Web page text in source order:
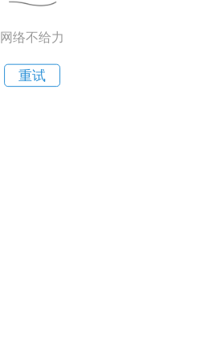
网络不给力
重试